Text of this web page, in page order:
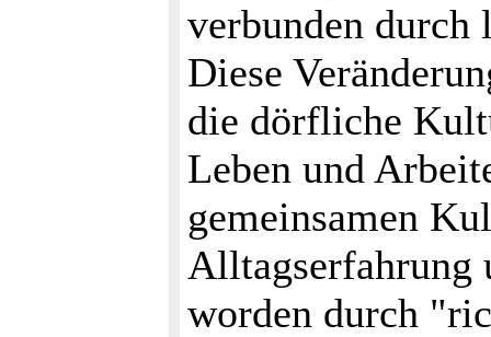
verbunden durch
Diese
die dörfliche
Leben und
gemeinsamen
Alltagserfahrung
worden durch